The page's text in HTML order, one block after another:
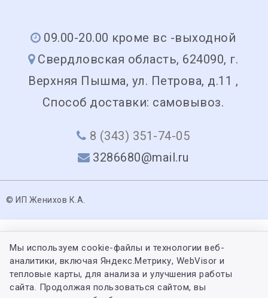
09.00-20.00 кроме вс -выходной
Свердловская область, 624090, г.
Верхняя Пышма, ул. Петрова, д.11 ,
Способ доставки: самовывоз.
8 (343) 351-74-05
3286680@mail.ru
© ИП Женихов К.А.
Мы используем cookie-файлы и технологии веб-
аналитики, включая Яндекс.Метрику, WebVisor и
тепловые карты, для анализа и улучшения работы
сайта. Продолжая пользоваться сайтом, вы